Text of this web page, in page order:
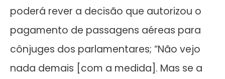
poderá rever a decisão que autorizou o
pagamento de passagens aéreas para
cônjuges dos parlamentares; “Não vejo
nada demais [com a medida]. Mas se a